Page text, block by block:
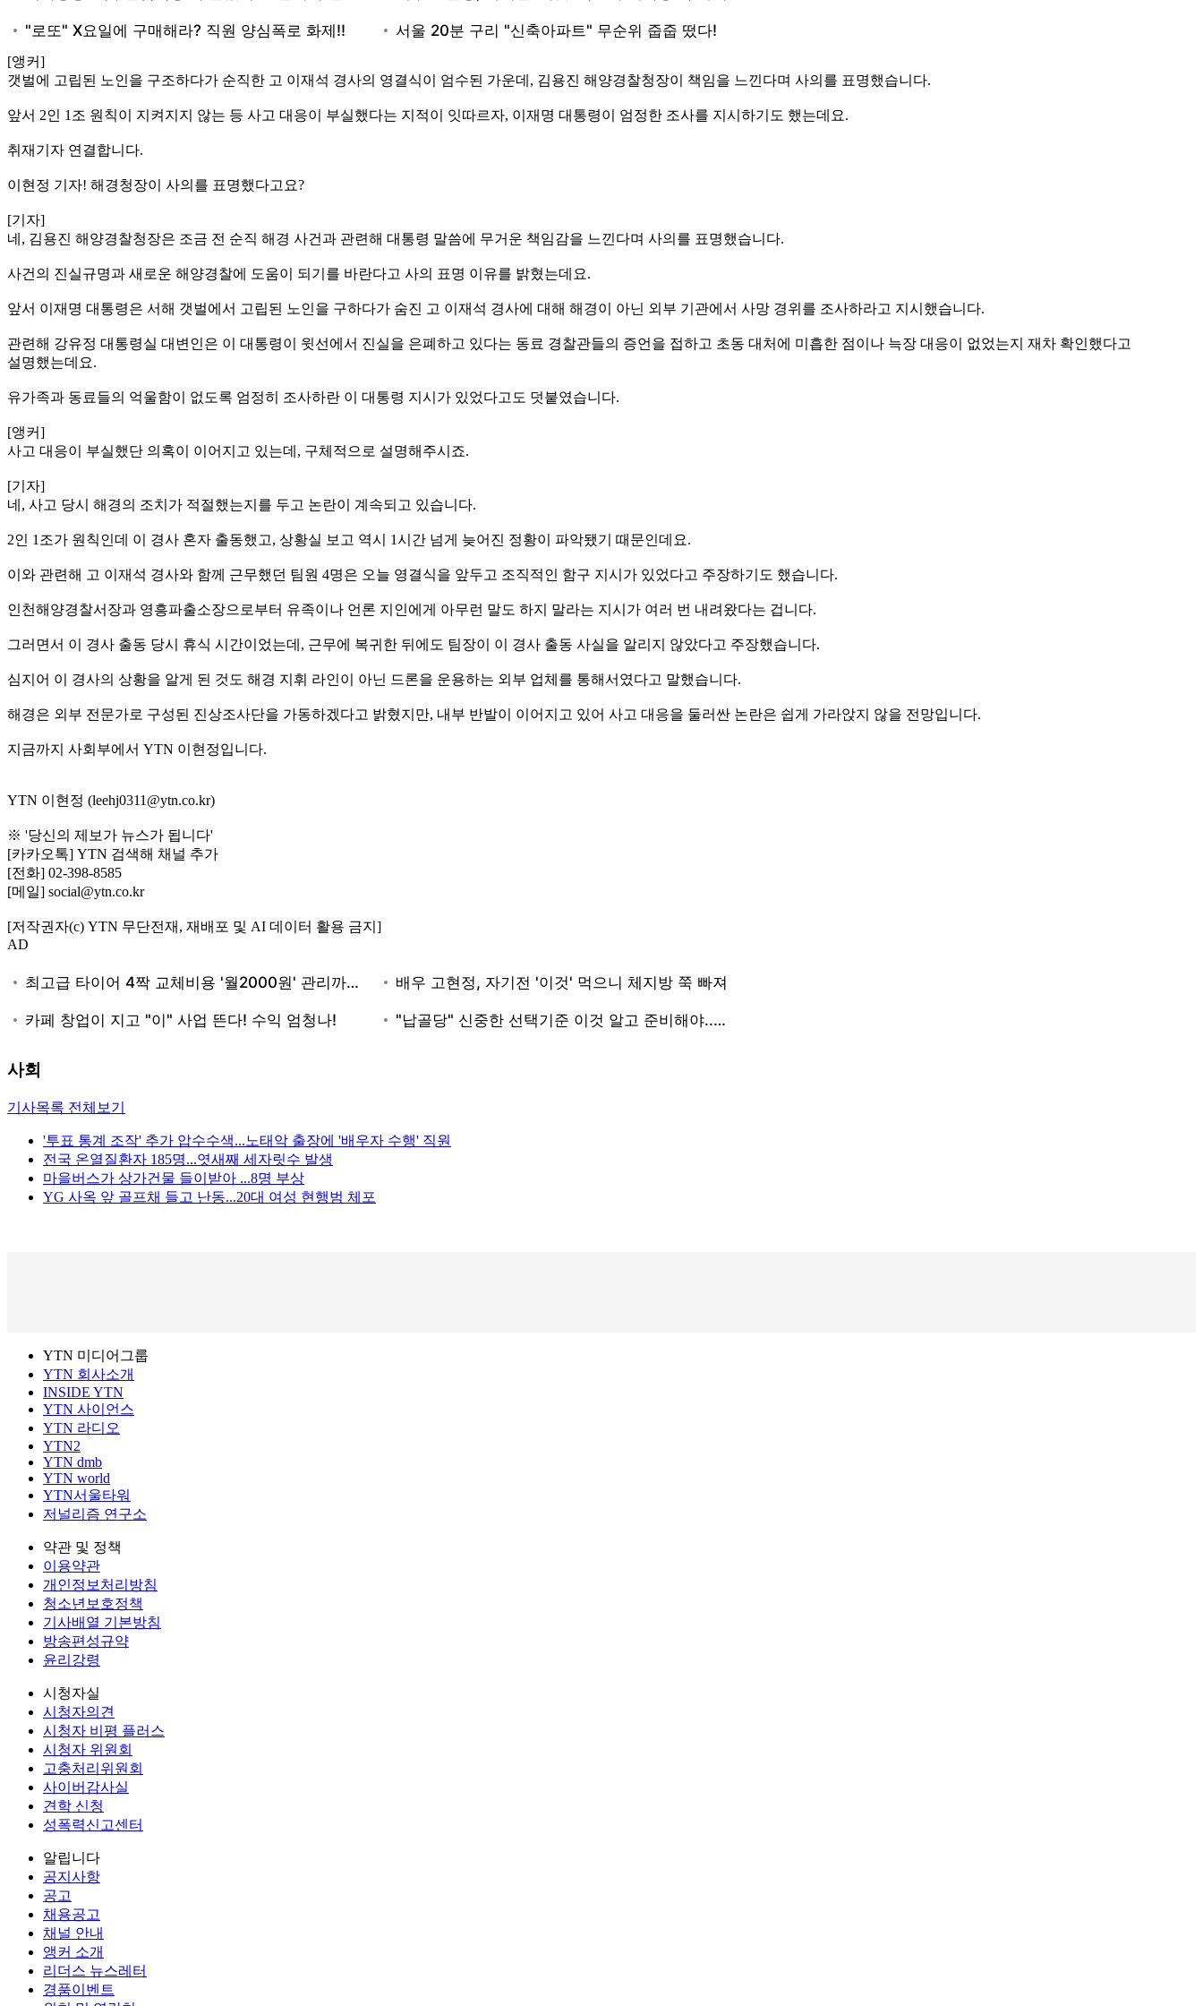
[앵커]
갯벌에 고립된 노인을 구조하다가 순직한 고 이재석 경사의 영결식이 엄수된 가운데, 김용진 해양경찰청장이 책임을 느낀다며 사의를 표명했습니다.
앞서 2인 1조 원칙이 지켜지지 않는 등 사고 대응이 부실했다는 지적이 잇따르자, 이재명 대통령이 엄정한 조사를 지시하기도 했는데요.
취재기자 연결합니다.
이현정 기자! 해경청장이 사의를 표명했다고요?
[기자]
네, 김용진 해양경찰청장은 조금 전 순직 해경 사건과 관련해 대통령 말씀에 무거운 책임감을 느낀다며 사의를 표명했습니다.
사건의 진실규명과 새로운 해양경찰에 도움이 되기를 바란다고 사의 표명 이유를 밝혔는데요.
앞서 이재명 대통령은 서해 갯벌에서 고립된 노인을 구하다가 숨진 고 이재석 경사에 대해 해경이 아닌 외부 기관에서 사망 경위를 조사하라고 지시했습니다.
관련해 강유정 대통령실 대변인은 이 대통령이 윗선에서 진실을 은폐하고 있다는 동료 경찰관들의 증언을 접하고 초동 대처에 미흡한 점이나 늑장 대응이 없었는지 재차 확인했다고
설명했는데요.
유가족과 동료들의 억울함이 없도록 엄정히 조사하란 이 대통령 지시가 있었다고도 덧붙였습니다.
[앵커]
사고 대응이 부실했단 의혹이 이어지고 있는데, 구체적으로 설명해주시죠.
[기자]
네, 사고 당시 해경의 조치가 적절했는지를 두고 논란이 계속되고 있습니다.
2인 1조가 원칙인데 이 경사 혼자 출동했고, 상황실 보고 역시 1시간 넘게 늦어진 정황이 파악됐기 때문인데요.
이와 관련해 고 이재석 경사와 함께 근무했던 팀원 4명은 오늘 영결식을 앞두고 조직적인 함구 지시가 있었다고 주장하기도 했습니다.
인천해양경찰서장과 영흥파출소장으로부터 유족이나 언론 지인에게 아무런 말도 하지 말라는 지시가 여러 번 내려왔다는 겁니다.
그러면서 이 경사 출동 당시 휴식 시간이었는데, 근무에 복귀한 뒤에도 팀장이 이 경사 출동 사실을 알리지 않았다고 주장했습니다.
심지어 이 경사의 상황을 알게 된 것도 해경 지휘 라인이 아닌 드론을 운용하는 외부 업체를 통해서였다고 말했습니다.
해경은 외부 전문가로 구성된 진상조사단을 가동하겠다고 밝혔지만, 내부 반발이 이어지고 있어 사고 대응을 둘러싼 논란은 쉽게 가라앉지 않을 전망입니다.
지금까지 사회부에서 YTN 이현정입니다.
YTN 이현정 (leehj0311@ytn.co.kr)
※ '당신의 제보가 뉴스가 됩니다'
[카카오톡] YTN 검색해 채널 추가
[전화] 02-398-8585
[메일] social@ytn.co.kr
[저작권자(c) YTN 무단전재, 재배포 및 AI 데이터 활용 금지]
AD
사회
기사목록 전체보기
'투표 통계 조작' 추가 압수수색...노태악 출장에 '배우자 수행' 직원
전국 온열질환자 185명...엿새째 세자릿수 발생
마을버스가 상가건물 들이받아 ...8명 부상
YG 사옥 앞 골프채 들고 난동...20대 여성 현행범 체포
YTN 미디어그룹
YTN 회사소개
INSIDE YTN
YTN 사이언스
YTN 라디오
YTN2
YTN dmb
YTN world
YTN서울타워
저널리즘 연구소
약관 및 정책
이용약관
개인정보처리방침
청소년보호정책
기사배열 기본방침
방송편성규약
윤리강령
시청자실
시청자의견
시청자 비평 플러스
시청자 위원회
고충처리위원회
사이버감사실
견학 신청
성폭력신고센터
알립니다
공지사항
공고
채용공고
채널 안내
앵커 소개
리더스 뉴스레터
경품이벤트